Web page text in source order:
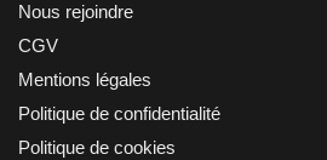
Nous rejoindre
CGV
Mentions légales
Politique de confidentialité
Politique de cookies